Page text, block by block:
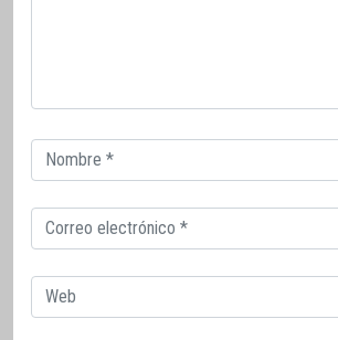
Correo
electrónico
Correo
electrónico
Web